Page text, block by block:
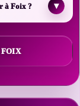
à Foix ? ▾
FOIX